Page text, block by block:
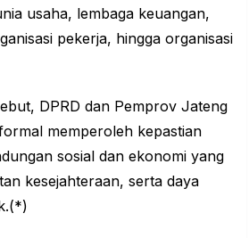
usaha, lembaga keuangan,
pekerja, hingga organisasi
DPRD dan Pemprov Jateng
memperoleh kepastian
sosial dan ekonomi yang
kesejahteraan, serta daya